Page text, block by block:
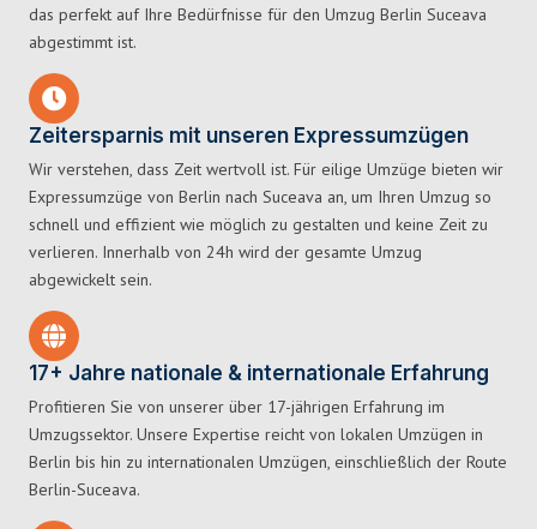
das perfekt auf Ihre Bedürfnisse für den Umzug Berlin Suceava
abgestimmt ist.
Zeitersparnis mit unseren Expressumzügen
Wir verstehen, dass Zeit wertvoll ist. Für eilige Umzüge bieten wir
Expressumzüge von Berlin nach Suceava an, um Ihren Umzug so
schnell und effizient wie möglich zu gestalten und keine Zeit zu
verlieren. Innerhalb von 24h wird der gesamte Umzug
abgewickelt sein.
17+ Jahre nationale & internationale Erfahrung
Profitieren Sie von unserer über 17-jährigen Erfahrung im
Umzugssektor. Unsere Expertise reicht von lokalen Umzügen in
Berlin bis hin zu internationalen Umzügen, einschließlich der Route
Berlin-Suceava.